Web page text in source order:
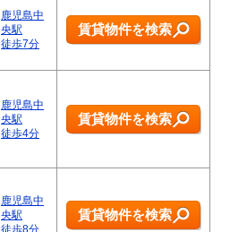
鹿児島中
央駅
徒歩7分
賃貸物件を検索
鹿児島中
央駅
徒歩4分
賃貸物件を検索
鹿児島中
央駅
徒歩8分
賃貸物件を検索